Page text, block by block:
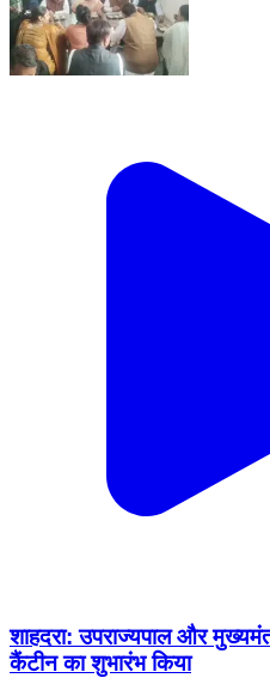
शाहदरा: उपराज्यपाल और
कैंटीन का शुभारंभ किया